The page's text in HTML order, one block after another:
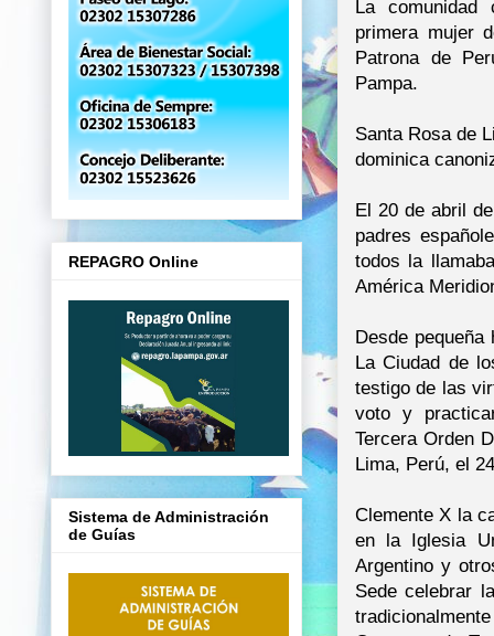
La
primera mujer
Patrona de
Pampa.
Santa Rosa de
dominica
El 20 de abril
padres
todos la
América
Desde
La Ciudad de
testigo de las
voto y
Tercera Orden
Lima, Perú, el
Clemente X la
en la Iglesia
Argentino y
Sede celebrar
REPAGRO Online
Sistema de Administración
de Guías